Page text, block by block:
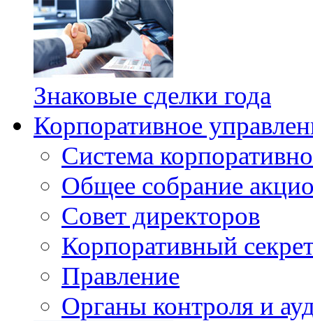
Знаковые сделки года
Корпоративное
Система
Общее собрание
Совет директоров
Корпоративный
Правление
Органы контроля и